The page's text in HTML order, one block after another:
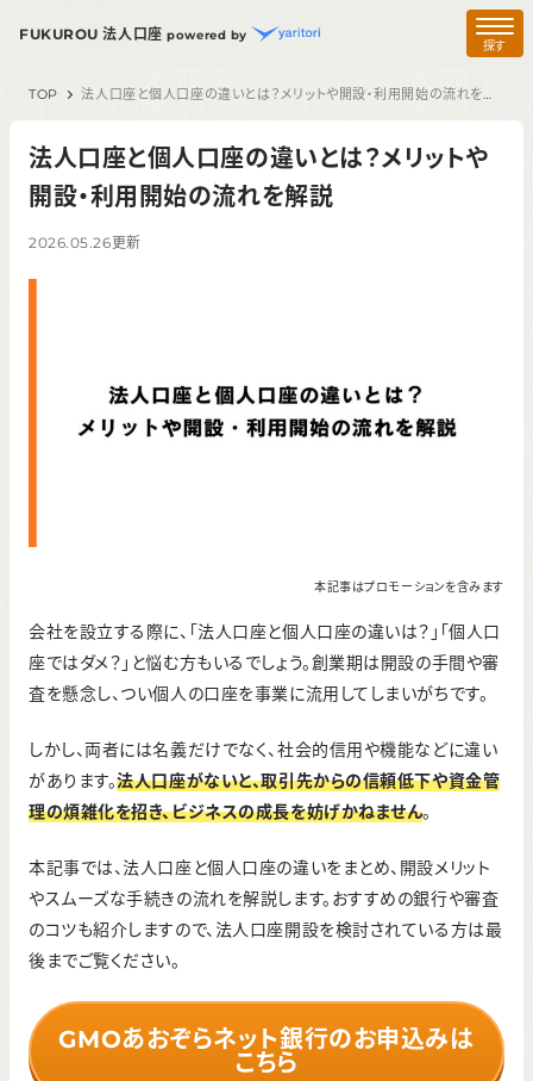
FUKUROU 法人口座 powered by
探す
TOP 法人口座と個人口座の違いとは？メリットや開設・利用開始の流れを解説
法人口座と個人口座の違いとは？メリットや
開設・利用開始の流れを解説
2026.05.26更新
本記事はプロモーションを含みます
会社を設立する際に、「法人口座と個人口座の違いは？」「個人口
座ではダメ？」と悩む方もいるでしょう。創業期は開設の手間や審
査を懸念し、つい個人の口座を事業に流用してしまいがちです。
しかし、両者には名義だけでなく、社会的信用や機能などに違い
があります。法人口座がないと、取引先からの信頼低下や資金管
理の煩雑化を招き、ビジネスの成長を妨げかねません。
本記事では、法人口座と個人口座の違いをまとめ、開設メリット
やスムーズな手続きの流れを解説します。おすすめの銀行や審査
のコツも紹介しますので、法人口座開設を検討されている方は最
後までご覧ください。
GMOあおぞらネット銀行のお申込みは
こちら